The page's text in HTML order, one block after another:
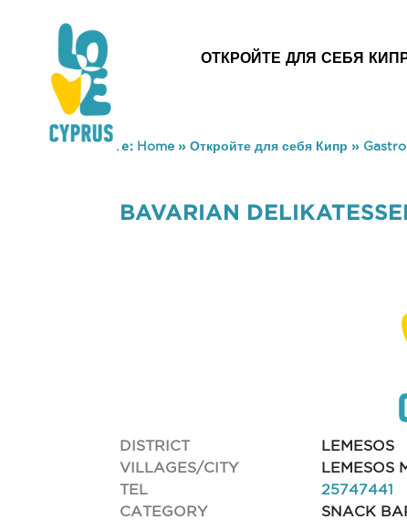
ОТКРОЙТЕ ДЛЯ СЕБЯ
You are here: Home» Откройте для себя Кипр »
BAVARIAN
DISTRICT
LEMESOS
VILLAGES/CITY
LEMESOS
TEL
25747441
CATEGORY
SNACK